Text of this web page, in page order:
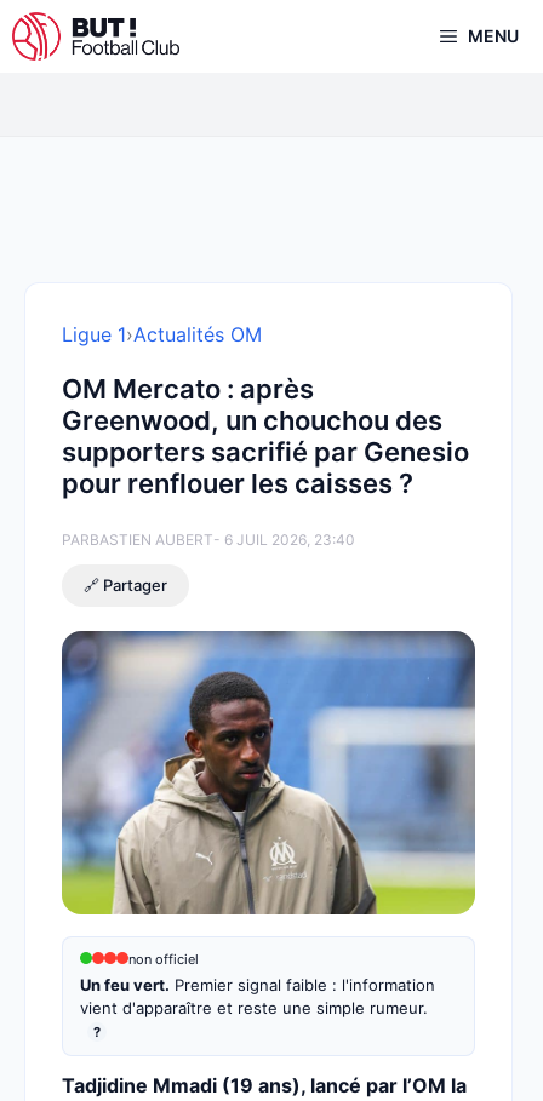
Aller
au
MENU
Ligue 1›Actualités OM
OM Mercato : après
Greenwood, un chouchou des
supporters sacrifié par Genesio
pour renflouer les caisses ?
PARBASTIEN AUBERT- 6 JUIL 2026, 23:40
🔗 Partager
non officiel
Un feu vert. Premier signal faible : l'information
vient d'apparaître et reste une simple rumeur.
?
Tadjidine Mmadi (19 ans), lancé par l’OM la